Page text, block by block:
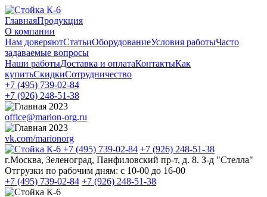
ГлавнаяПродукция
О компании
Нам доверяютСтатьиОборудованиеУсловия работыЧасто
задаваемые вопросы
Наши работыДоставка и оплатаКонтактыКак
купитьСкидкиСотрудничество
+7 (495) 739-02-84
+7 (926) 248-51-38
office@marion-org.ru
vk.com/marionorg
+7 (495) 739-02-84 +7 (926) 248-51-38
г.Москва, Зеленоград, Панфиловский пр-т, д. 8. З-д "Стелла"
Отгрузки по рабочим дням: с 10-00 до 16-00
+7 (495) 739-02-84 +7 (926) 248-51-38